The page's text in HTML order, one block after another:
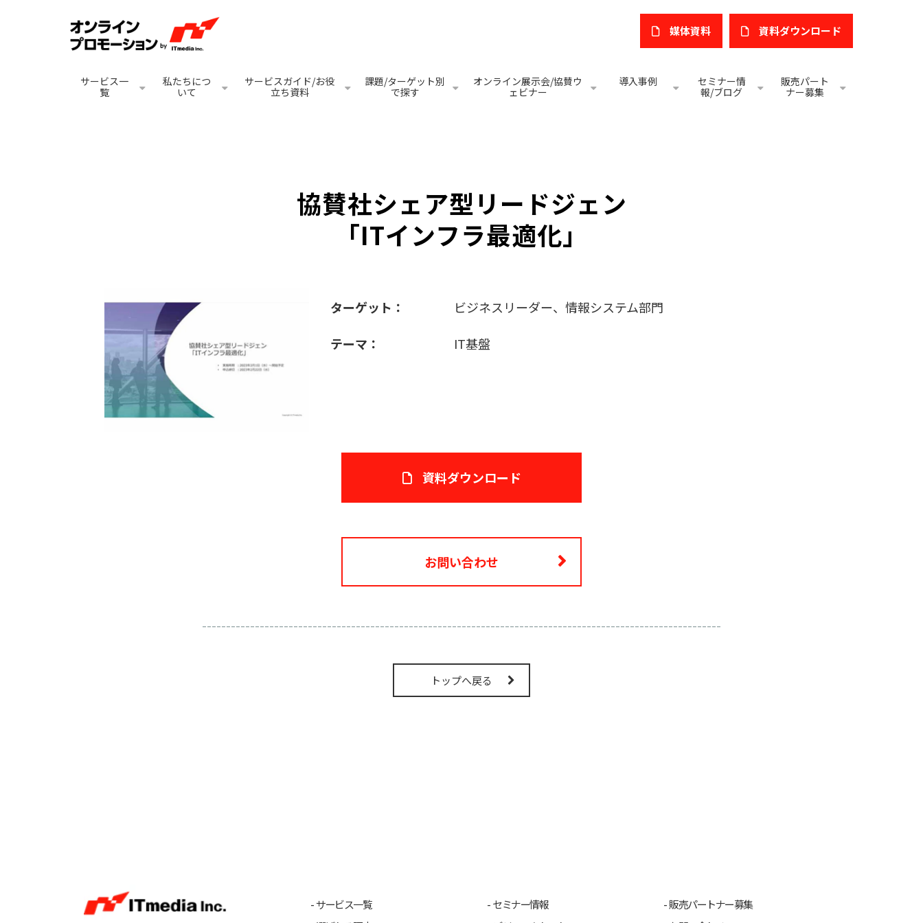
媒体資料 ​資料ダウンロード
サービス一
覧
私たちにつ
いて
サービスガイド/お役
立ち資料
課題/ターゲット別
で探す
オンライン展示会/協賛ウ
ェビナー
導入事例
セミナー情
報/ブログ
販売パート
ナー募集
協賛社シェア型リードジェン
「ITインフラ最適化」
ターゲット： ビジネスリーダー、情報システム部門
テーマ： IT基盤
資料ダウンロード
お問い合わせ
------------------------------------------------------------------------------------------------------------
トップへ戻る
サービス一覧
セミナー情報
販売パートナー募集